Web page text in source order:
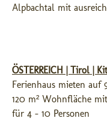
Alpbachtal mit
ÖSTERREICH | Tirol |
Ferienhaus mieten auf
120 m² Wohnfläche
für 4 - 10 Personen